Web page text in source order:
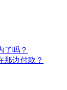
了吗？
那边付款？